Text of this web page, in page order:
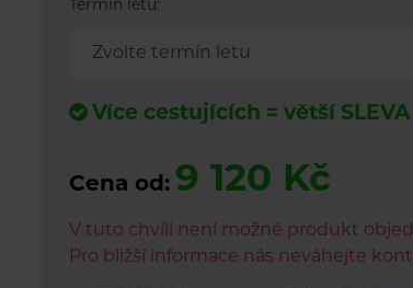
Termín letu:
Zvolte termín letu
Více cestujících = větší SLEVA
Cena od: 9 120 Kč
V tuto chvíli není možné produkt
Pro bližší informace nás neváhejte